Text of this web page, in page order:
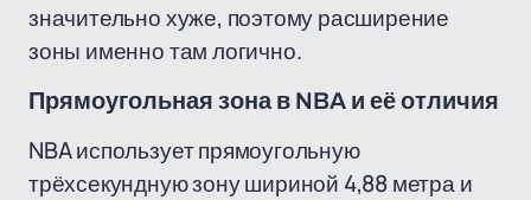
значительно хуже, поэтому расширение
зоны именно там логично.
Прямоугольная зона в NBA и её отличия
NBA использует прямоугольную
трёхсекундную зону шириной 4,88 метра и